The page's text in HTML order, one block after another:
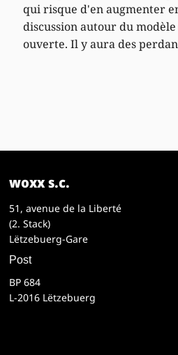
qui risque d'en augmenter
discussion autour du
ouverte. Il y aura des
woxx s.c.
51, avenue de la Liberté
(2. Stack)
Lëtzebuerg-Gare
Post
BP 684
L-2016 Lëtzebuerg